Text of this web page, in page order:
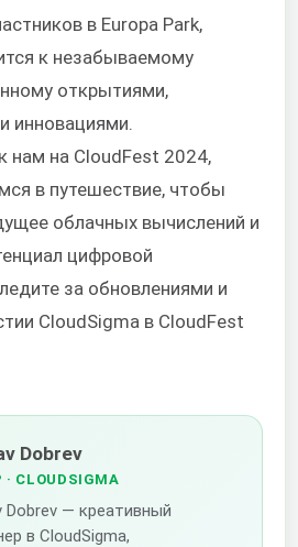
в Europa Park,
к незабываемому
открытиями,
инновациями.
нам на CloudFest 2024,
в путешествие, чтобы
облачных вычислений и
цифровой
за обновлениями и
CloudSigma в CloudFest
Dobrev
· CLOUDSIGMA
Dobrev — креативный
в CloudSigma,